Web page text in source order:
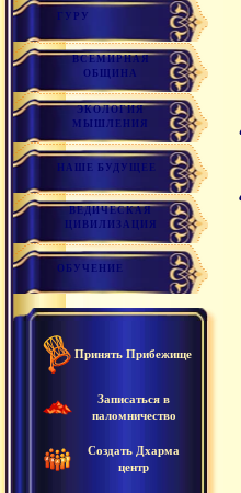
ГУРУ
ВСЕМИРНАЯ
ОБЩИНА
ЭКОЛОГИЯ
МЫШЛЕНИЯ
НАШЕ БУДУЩЕЕ
ВЕДИЧЕСКАЯ
ЦИВИЛИЗАЦИЯ
ОБУЧЕНИЕ
Принять Прибежище
Записаться в
паломничество
Создать Дхарма
центр